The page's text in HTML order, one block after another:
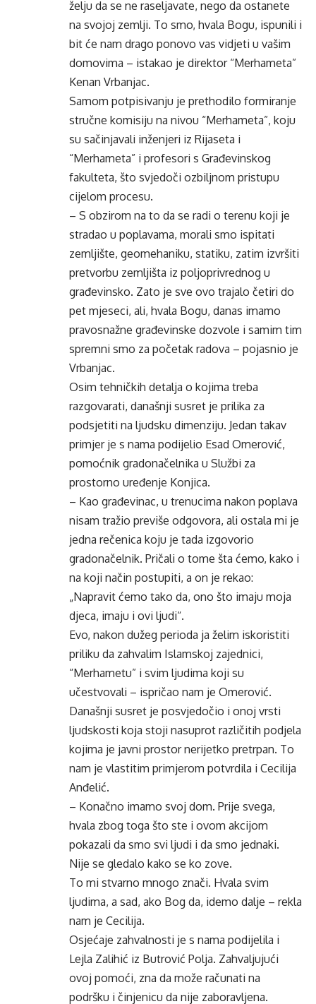
želju da se ne raseljavate, nego da ostanete
na svojoj zemlji. To smo, hvala Bogu, ispunili i
bit će nam drago ponovo vas vidjeti u vašim
domovima – istakao je direktor “Merhameta”
Kenan Vrbanjac.
Samom potpisivanju je prethodilo formiranje
stručne komisiju na nivou “Merhameta”, koju
su sačinjavali inženjeri iz Rijaseta i
“Merhameta” i profesori s Građevinskog
fakulteta, što svjedoči ozbiljnom pristupu
cijelom procesu.
– S obzirom na to da se radi o terenu koji je
stradao u poplavama, morali smo ispitati
zemljište, geomehaniku, statiku, zatim izvršiti
pretvorbu zemljišta iz poljoprivrednog u
građevinsko. Zato je sve ovo trajalo četiri do
pet mjeseci, ali, hvala Bogu, danas imamo
pravosnažne građevinske dozvole i samim tim
spremni smo za početak radova – pojasnio je
Vrbanjac.
Osim tehničkih detalja o kojima treba
razgovarati, današnji susret je prilika za
podsjetiti na ljudsku dimenziju. Jedan takav
primjer je s nama podijelio Esad Omerović,
pomoćnik gradonačelnika u Službi za
prostorno uređenje Konjica.
– Kao građevinac, u trenucima nakon poplava
nisam tražio previše odgovora, ali ostala mi je
jedna rečenica koju je tada izgovorio
gradonačelnik. Pričali o tome šta ćemo, kako i
na koji način postupiti, a on je rekao:
„Napravit ćemo tako da, ono što imaju moja
djeca, imaju i ovi ljudi“.
Evo, nakon dužeg perioda ja želim iskoristiti
priliku da zahvalim Islamskoj zajednici,
“Merhametu” i svim ljudima koji su
učestvovali – ispričao nam je Omerović.
Današnji susret je posvjedočio i onoj vrsti
ljudskosti koja stoji nasuprot različitih podjela
kojima je javni prostor nerijetko pretrpan. To
nam je vlastitim primjerom potvrdila i Cecilija
Anđelić.
– Konačno imamo svoj dom. Prije svega,
hvala zbog toga što ste i ovom akcijom
pokazali da smo svi ljudi i da smo jednaki.
Nije se gledalo kako se ko zove.
To mi stvarno mnogo znači. Hvala svim
ljudima, a sad, ako Bog da, idemo dalje – rekla
nam je Cecilija.
Osjećaje zahvalnosti je s nama podijelila i
Lejla Zalihić iz Butrović Polja. Zahvaljujući
ovoj pomoći, zna da može računati na
podršku i činjenicu da nije zaboravljena.